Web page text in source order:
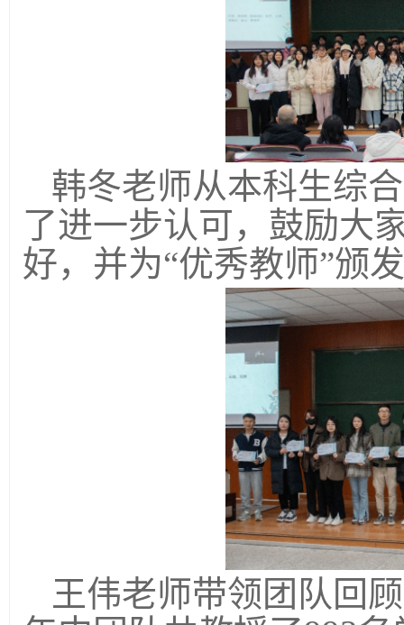
韩冬老师从本科生综
了进一步认可，鼓励大
好，并为“优秀教师”颁
王伟老师带领团队回